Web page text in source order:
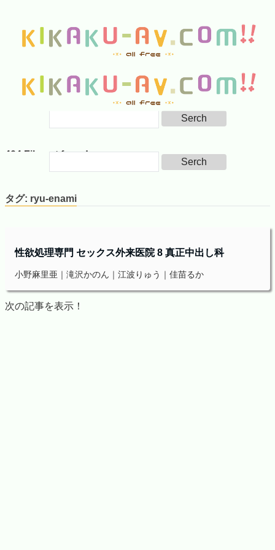
タグ: ryu-enami
性欲処理専門 セックス外来医院 8 真正中出し科
小野麻里亜｜滝沢かのん｜江波りゅう｜佳苗るか
次の記事を表示！